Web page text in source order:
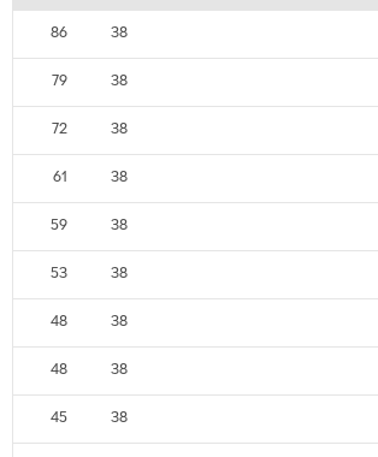
38
86
38
79
38
72
38
61
38
59
38
53
38
48
38
48
38
45